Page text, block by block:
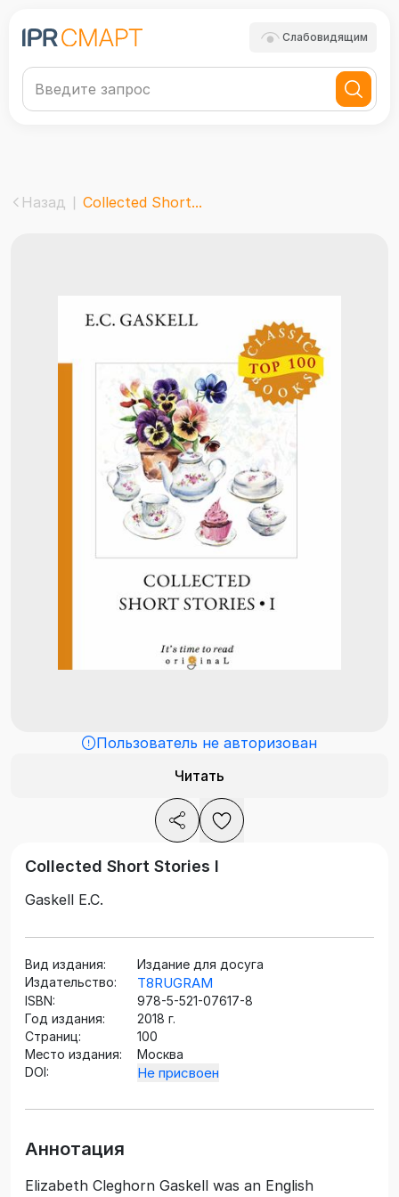
Слабовидящим
Назад Collected Short...
Пользователь не авторизован
Читать
Collected Short Stories I
Gaskell E.C.
Вид издания:
Издание для досуга
Издательство:
T8RUGRAM
ISBN:
978-5-521-07617-8
Год издания:
2018 г.
Страниц:
100
Место издания:
Москва
DOI:
Не присвоен
Аннотация
Elizabeth Cleghorn Gaskell was an English